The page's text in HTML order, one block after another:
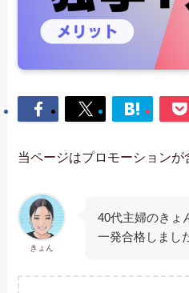
当ページはプロモーションが
きょん
40代主婦のきょ
一発合格しまし